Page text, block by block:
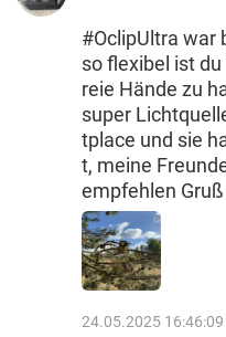
#OclipUltra war
so flexibel ist
reie Hände zu
super
tplace und sie
t, meine
empfehlen
24.05.2025 16:46:09